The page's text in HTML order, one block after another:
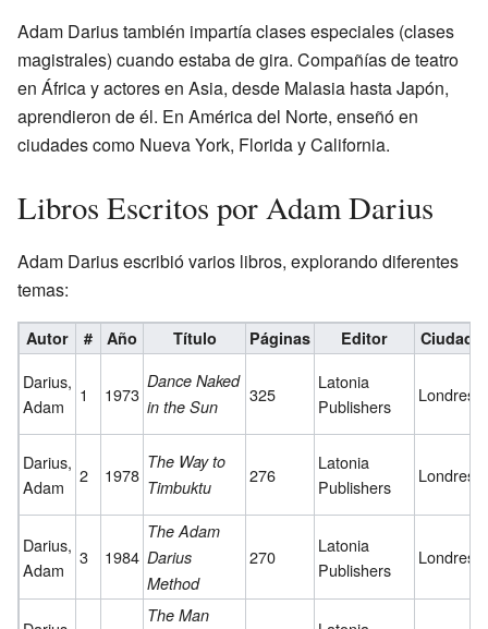
Adam Darius también impartía clases especiales (clases
magistrales) cuando estaba de gira. Compañías de teatro
en África y actores en Asia, desde Malasia hasta Japón,
aprendieron de él. En América del Norte, enseñó en
ciudades como Nueva York, Florida y California.
Libros Escritos por Adam Darius
Adam Darius escribió varios libros, explorando diferentes
temas:
Autor # Año Título Páginas Editor Ciudad
Darius,
Adam
1 1973
Dance Naked
in the Sun
325
Latonia
Publishers
Londres
Darius,
Adam
2 1978
The Way to
Timbuktu
276
Latonia
Publishers
Londres
Darius,
Adam
3 1984
The Adam
Darius
Method
270
Latonia
Publishers
Londres
The Man